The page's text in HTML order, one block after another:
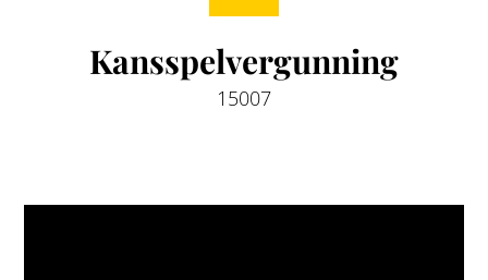
Kansspelvergunning
15007